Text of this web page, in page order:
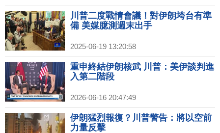
川普二度戰情會議！對伊朗垮台有準
備 美媒臆測週末出手
2025-06-19 13:20:58
重申終結伊朗核武 川普：美伊談判進
入第二階段
2026-06-16 20:47:49
伊朗猛烈報復？川普警告：將以空前
力量反擊